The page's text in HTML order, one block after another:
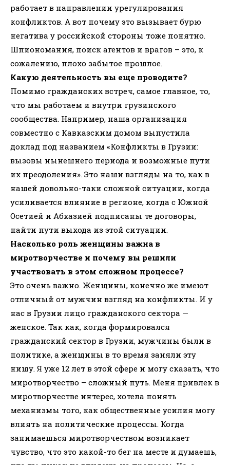
работает в направлении урегулирования
конфликтов. А вот почему это вызывает бурю
негатива у российской стороны тоже понятно.
Шпиономания, поиск агентов и врагов – это, к
сожалению, плохо забытое прошлое.
Какую деятельность вы еще проводите?
Помимо гражданских встреч, самое главное, то,
что мы работаем и внутри грузинского
сообщества. Например, наша организация
совместно с Кавказским домом выпустила
доклад под названием «Конфликты в Грузии:
вызовы нынешнего периода и возможные пути
их преодоления». Это наши взгляды на то, как в
нашей довольно-таки сложной ситуации, когда
усиливается влияние в регионе, когда с Южной
Осетией и Абхазией подписаны те договоры,
найти пути выхода из этой ситуации.
Насколько роль женщины важна в
миротворчестве и почему вы решили
участвовать в этом сложном процессе?
Это очень важно. Женщины, конечно же имеют
отличный от мужчин взгляд на конфликты. И у
нас в Грузии лицо гражданского сектора —
женское. Так как, когда формировался
гражданский сектор в Грузии, мужчины были в
политике, а женщины в то время заняли эту
нишу. Я уже 12 лет в этой сфере и могу сказать, что
миротворчество – сложный путь. Меня привлек в
миротворчестве интерес, хотела понять
механизмы того, как общественные усилия могу
влиять на политические процессы. Когда
занимаешься миротворчеством возникает
чувство, что это какой-то бег на месте и думаешь,